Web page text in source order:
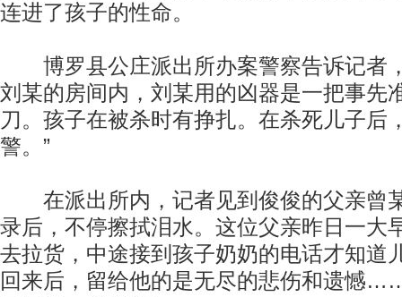
连进了孩子的性命。
博罗县公庄派出所办案警察告诉记者
刘某的房间内，刘某用的凶器是一把事先
刀。孩子在被杀时有挣扎。在杀死儿子后
警。”
在派出所内，记者见到俊俊的父亲曾
录后，不停擦拭泪水。这位父亲昨日一大
去拉货，中途接到孩子奶奶的电话才知道
回来后，留给他的是无尽的悲伤和遗憾